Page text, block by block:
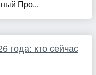
Про...
года: кто сейчас